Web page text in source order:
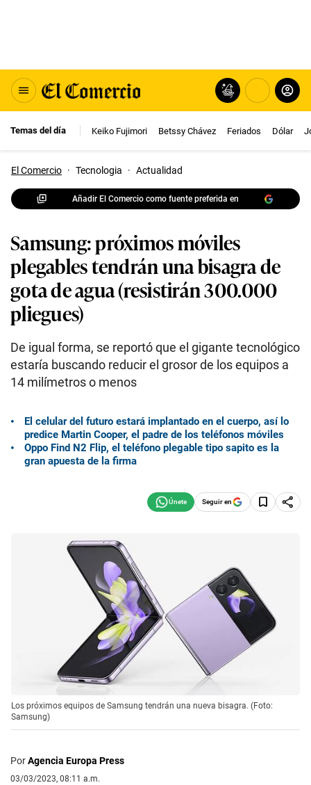
Temas del día Keiko Fujimori Betssy Chávez Feriados Dólar
El Comercio · Tecnologia · Actualidad
Añadir El Comercio como fuente preferida en
Samsung: próximos móviles
plegables tendrán una bisagra de
gota de agua (resistirán 300.000
pliegues)
De igual forma, se reportó que el gigante tecnológico
estaría buscando reducir el grosor de los equipos a
14 milímetros o menos
El celular del futuro estará implantado en el cuerpo, así lo
predice Martin Cooper, el padre de los teléfonos móviles
Oppo Find N2 Flip, el teléfono plegable tipo sapito es la
gran apuesta de la firma
Seguir en
Los próximos equipos de Samsung tendrán una nueva bisagra. (Foto:
Samsung)
PorAgencia Europa Press
03/03/2023, 08:11 a.m.